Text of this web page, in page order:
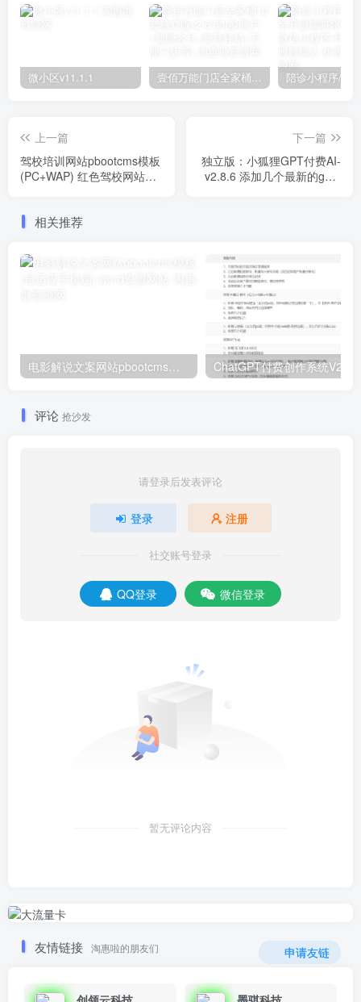
微小区v11.1.1 壹佰万能门店全家桶10套独立版v2.6.68(​多商户+智能名片+智慧轻站+万能门店等)
上一篇
驾校培训网站pbootcms模板
(PC+WAP) 红色驾校网站源
下一篇
独立版：小狐狸GPT付费AI-
v2.8.6 添加几个最新的gpt4
相关推荐
电影解说文案网站pbootcms模板(自适应手机端) word资源网站
评论 抢沙发
请登录后发表评论
登录 注册
社交账号登录
QQ登录 微信登录
暂无评论内容
友情链接 淘惠啦的朋友们 申请友链